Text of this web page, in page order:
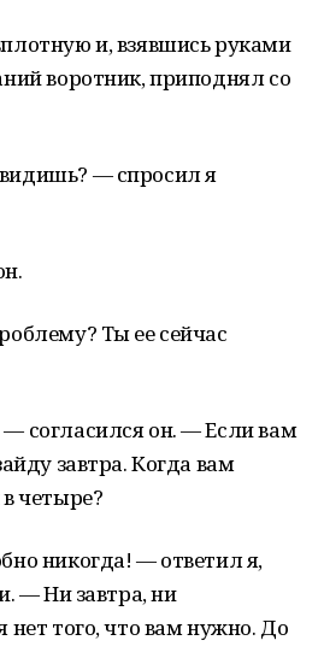
и, взявшись руками
воротник, приподнял со
— спросил я
Ты ее сейчас
согласился он. — Если вам
завтра. Когда вам
четыре?
никогда! — ответил я,
— Ни завтра, ни
нет того, что вам нужно. До